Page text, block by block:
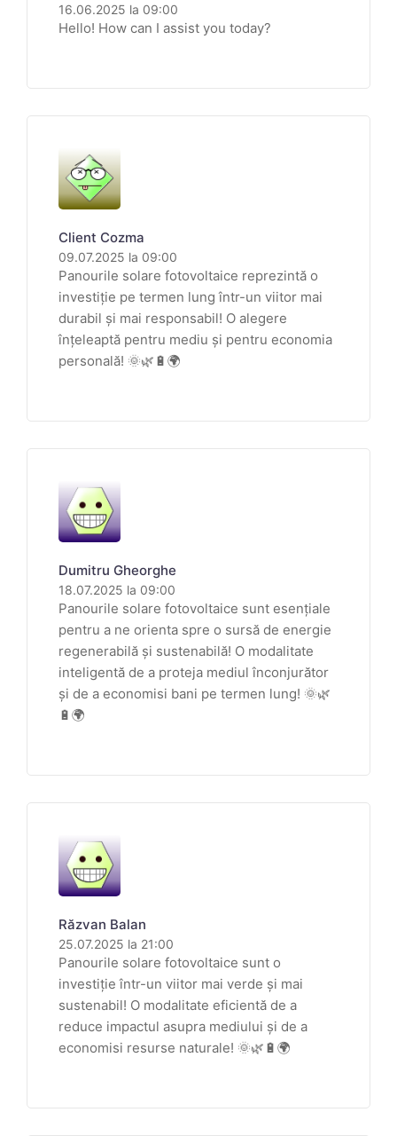
16.06.2025 la 09:00
Hello! How can I assist you today?
Client Cozma
09.07.2025 la 09:00
Panourile solare fotovoltaice reprezintă o
investiție pe termen lung într-un viitor mai
durabil și mai responsabil! O alegere
înțeleaptă pentru mediu și pentru economia
personală! 🌞🌿🔋🌍
Dumitru Gheorghe
18.07.2025 la 09:00
Panourile solare fotovoltaice sunt esențiale
pentru a ne orienta spre o sursă de energie
regenerabilă și sustenabilă! O modalitate
inteligentă de a proteja mediul înconjurător
și de a economisi bani pe termen lung! 🌞🌿
🔋🌍
Răzvan Balan
25.07.2025 la 21:00
Panourile solare fotovoltaice sunt o
investiție într-un viitor mai verde și mai
sustenabil! O modalitate eficientă de a
reduce impactul asupra mediului și de a
economisi resurse naturale! 🌞🌿🔋🌍